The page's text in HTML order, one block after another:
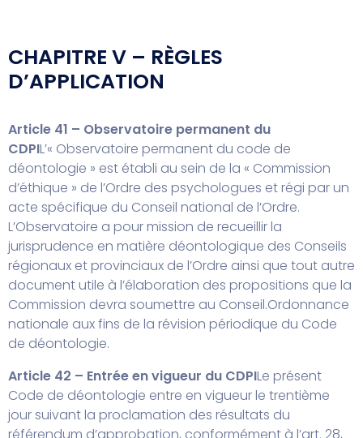
CHAPITRE V – RÈGLES
D’APPLICATION
Article 41 – Observatoire permanent du
CDPIL’« Observatoire permanent du code de
déontologie » est établi au sein de la « Commission
d’éthique » de l’Ordre des psychologues et régi par un
acte spécifique du Conseil national de l’Ordre.
L’Observatoire a pour mission de recueillir la
jurisprudence en matière déontologique des Conseils
régionaux et provinciaux de l’Ordre ainsi que tout autre
document utile à l’élaboration des propositions que la
Commission devra soumettre au Conseil.Ordonnance
nationale aux fins de la révision périodique du Code
de déontologie.
Article 42 – Entrée en vigueur du CDPILe présent
Code de déontologie entre en vigueur le trentième
jour suivant la proclamation des résultats du